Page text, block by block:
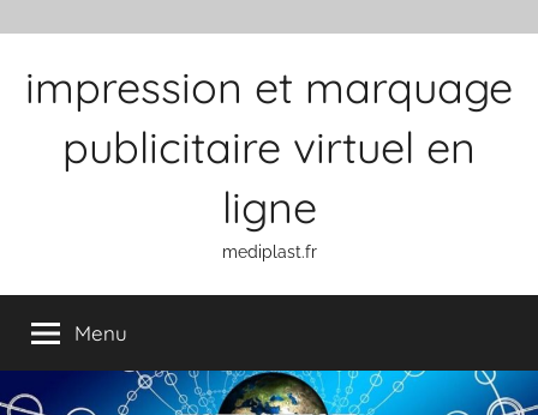
impression et marquage
publicitaire virtuel en
ligne
mediplast.fr
Menu